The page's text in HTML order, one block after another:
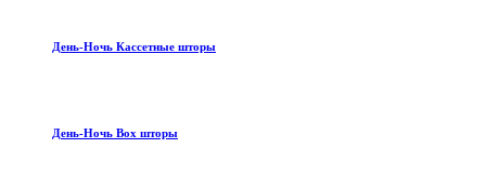
День-Ночь Кассетные шторы
День-Ночь Box шторы